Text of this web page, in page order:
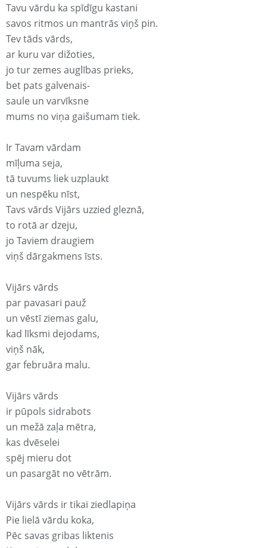
Tavu vārdu ka spīdīgu kastani
savos ritmos un mantrās viņš pin.
Tev tāds vārds,
ar kuru var dižoties,
jo tur zemes auglības prieks,
bet pats galvenais-
saule un varvīksne
mums no viņa gaišumam tiek.
Ir Tavam vārdam
mīļuma seja,
tā tuvums liek uzplaukt
un nespēku nīst,
Tavs vārds Vijārs uzzied gleznā,
to rotā ar dzeju,
jo Taviem draugiem
viņš dārgakmens īsts.
Vijārs vārds
par pavasari pauž
un vēstī ziemas galu,
kad līksmi dejodams,
viņš nāk,
gar februāra malu.
Vijārs vārds
ir pūpols sidrabots
un mežā zaļa mētra,
kas dvēselei
spēj mieru dot
un pasargāt no vētrām.
Vijārs vārds ir tikai ziedlapiņa
Pie lielā vārdu koka,
Pēc savas gribas liktenis